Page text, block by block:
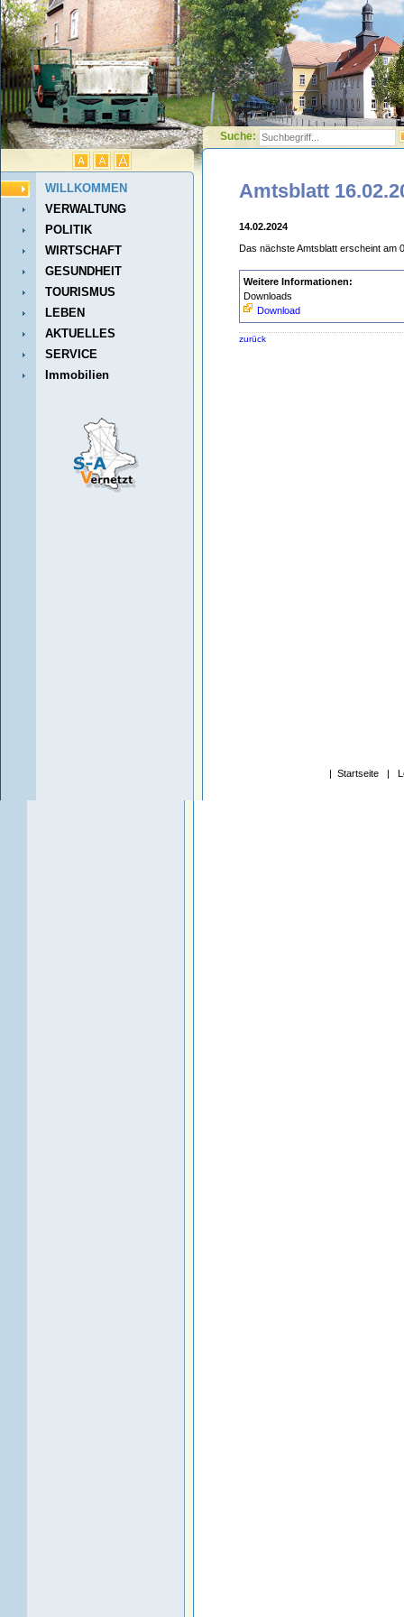
Suche:
WILLKOMMEN
VERWALTUNG
POLITIK
WIRTSCHAFT
GESUNDHEIT
TOURISMUS
LEBEN
AKTUELLES
SERVICE
Immobilien
Amtsblatt
14.02.2024
Das nächste Amtsblatt erscheint am
Weitere Informationen:
Downloads
Download
zurück
| Startseite |